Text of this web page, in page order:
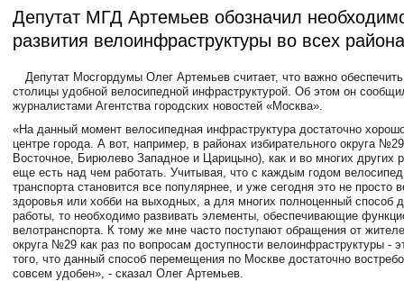
Депутат МГД Артемьев обозначил
развития велоинфраструктуры во всех
Депутат Мосгордумы Олег Артемьев считает, что важно
столицы удобной велосипедной инфраструктурой. Об этом он
журналистами Агентства городских новостей «Москва».
«На данный момент велосипедная инфраструктура достаточно
центре города. А вот, например, в районах избирательного округа
Восточное, Бирюлево Западное и Царицыно), как и во многих других
еще есть над чем работать. Учитывая, что с каждым годом
транспорта становится все популярнее, и уже сегодня это не просто
здоровья или хобби на выходных, а для многих полноценный способ
работы, то необходимо развивать элементы, обеспечивающие
велотранспорта. К тому же мне часто поступают обращения от
округа №29 как раз по вопросам доступности велоинфраструктуры -
того, что данный способ перемещения по Москве достаточно
совсем удобен», - сказал Олег Артемьев.